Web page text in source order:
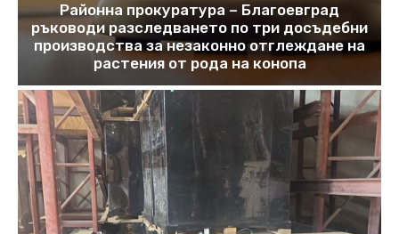
Районна прокуратура – Благоевград
ръководи разследването по три досъдебни
производства за незаконно отглеждане на
растения от рода на конопа